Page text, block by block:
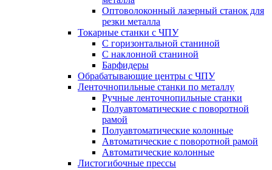
Оптоволоконный лазерный станок для
резки металла
Токарные станки с ЧПУ
С горизонтальной станиной
С наклонной станиной
Барфидеры
Обрабатывающие центры с ЧПУ
Ленточнопильные станки по металлу
Ручные ленточнопильные станки
Полуавтоматические с поворотной
рамой
Полуавтоматические колонные
Автоматические с поворотной рамой
Автоматические колонные
Листогибочные прессы